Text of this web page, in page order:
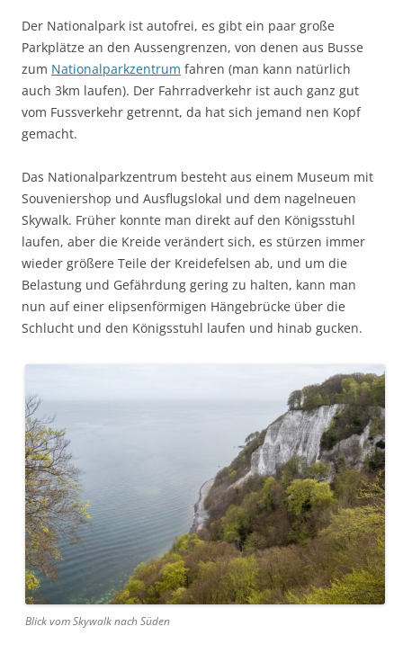
Der Nationalpark ist autofrei, es gibt ein paar große
Parkplätze an den Aussengrenzen, von denen aus Busse
zum Nationalparkzentrum fahren (man kann natürlich
auch 3km laufen). Der Fahrradverkehr ist auch ganz gut
vom Fussverkehr getrennt, da hat sich jemand nen Kopf
gemacht.
Das Nationalparkzentrum besteht aus einem Museum mit
Souveniershop und Ausflugslokal und dem nagelneuen
Skywalk. Früher konnte man direkt auf den Königsstuhl
laufen, aber die Kreide verändert sich, es stürzen immer
wieder größere Teile der Kreidefelsen ab, und um die
Belastung und Gefährdung gering zu halten, kann man
nun auf einer elipsenförmigen Hängebrücke über die
Schlucht und den Königsstuhl laufen und hinab gucken.
Blick vom Skywalk nach Süden